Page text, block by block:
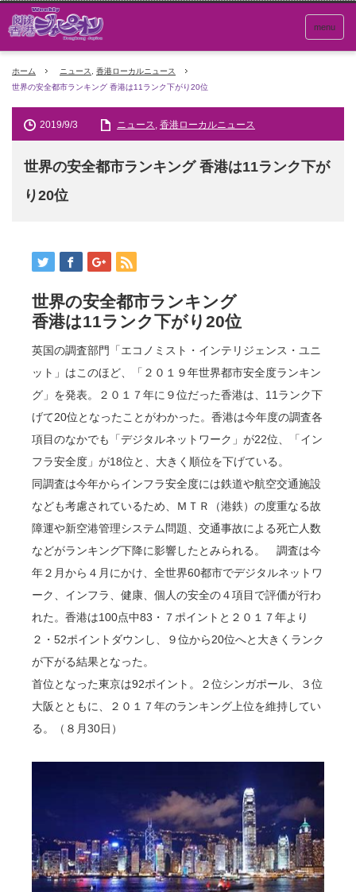
menu
ホーム ニュース
香港ローカルニュース
世界の安全都市ランキング 香港は11ランク下がり20位
2019/9/3 ニュース, 香港ローカルニュース
世界の安全都市ランキング 香港は11ランク下が
り20位
世界の安全都市ランキング
香港は11ランク下がり20位
英国の調査部門「エコノミスト・インテリジェンス・ユニ
ット」はこのほど、「２０１９年世界都市安全度ランキン
グ」を発表。２０１７年に９位だった香港は、11ランク下
げて20位となったことがわかった。香港は今年度の調査各
項目のなかでも「デジタルネットワーク」が22位、「イン
フラ安全度」が18位と、大きく順位を下げている。
同調査は今年からインフラ安全度には鉄道や航空交通施設
なども考慮されているため、ＭＴＲ（港鉄）の度重なる故
障運や新空港管理システム問題、交通事故による死亡人数
などがランキング下降に影響したとみられる。 調査は今
年２月から４月にかけ、全世界60都市でデジタルネットワ
ーク、インフラ、健康、個人の安全の４項目で評価が行わ
れた。香港は100点中83・７ポイントと２０１７年より
２・52ポイントダウンし、９位から20位へと大きくランク
が下がる結果となった。
首位となった東京は92ポイント。２位シンガポール、３位
大阪とともに、２０１７年のランキング上位を維持してい
る。（８月30日）